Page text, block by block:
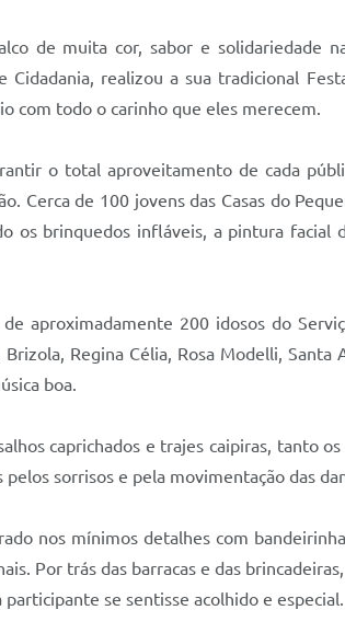
de muita cor, sabor e solidariedade
realizou a sua tradicional
com todo o carinho que eles merecem.
o total aproveitamento de cada
Cerca de 100 jovens das Casas do
brinquedos infláveis, a pintura facial
aproximadamente 200 idosos do
Regina Célia, Rosa Modelli,
boa.
caprichados e trajes caipiras, tanto
sorrisos e pela movimentação das
nos mínimos detalhes com
Por trás das barracas e das
se sentisse acolhido e especial.